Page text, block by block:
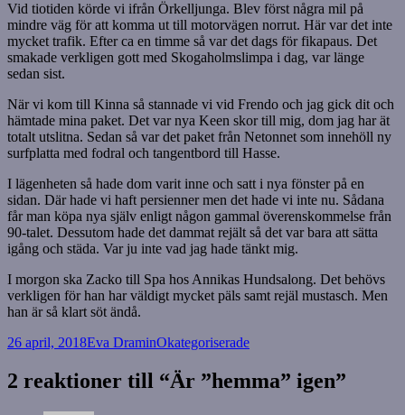
Vid tiotiden körde vi ifrån Örkelljunga. Blev först några mil på
mindre väg för att komma ut till motorvägen norrut. Här var det inte
mycket trafik. Efter ca en timme så var det dags för fikapaus. Det
smakade verkligen gott med Skogaholmslimpa i dag, var länge
sedan sist.
När vi kom till Kinna så stannade vi vid Frendo och jag gick dit och
hämtade mina paket. Det var nya Keen skor till mig, dom jag har ät
totalt utslitna. Sedan så var det paket från Netonnet som innehöll ny
surfplatta med fodral och tangentbord till Hasse.
I lägenheten så hade dom varit inne och satt i nya fönster på en
sidan. Där hade vi haft persienner men det hade vi inte nu. Sådana
får man köpa nya själv enligt någon gammal överenskommelse från
90-talet. Dessutom hade det dammat rejält så det var bara att sätta
igång och städa. Var ju inte vad jag hade tänkt mig.
I morgon ska Zacko till Spa hos Annikas Hundsalong. Det behövs
verkligen för han har väldigt mycket päls samt rejäl mustasch. Men
han är så klart söt ändå.
Postat
26 april, 2018Författare
Eva DraminKategorier
Okategoriserade
2 reaktioner till “Är ”hemma” igen”